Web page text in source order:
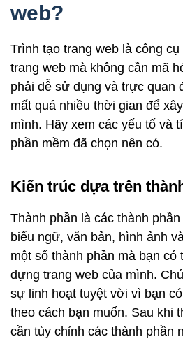
web?
Trình tạo trang web là công
trang web mà không cần mã
phải dễ sử dụng và trực quan
mất quá nhiều thời gian để
mình. Hãy xem các yếu tố và
phần mềm đã chọn nên có.
Kiến trúc dựa trên
Thành phần là các thành
biểu ngữ, văn bản, hình ảnh
một số thành phần mà bạn có
dựng trang web của mình.
sự linh hoạt tuyệt vời vì bạn
theo cách bạn muốn. Sau khi
cần tùy chỉnh các thành phần